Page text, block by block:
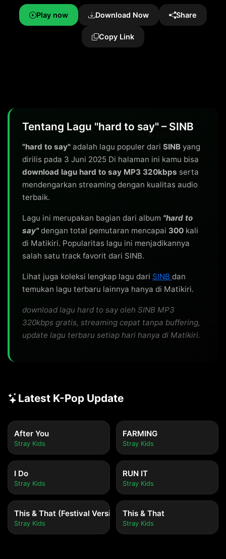
Play now Download Now Share
Copy Link
Tentang Lagu "hard to say" – SINB
"hard to say" adalah lagu populer dari SINB yang
dirilis pada 3 Juni 2025 Di halaman ini kamu bisa
download lagu hard to say MP3 320kbps serta
mendengarkan streaming dengan kualitas audio
terbaik.
Lagu ini merupakan bagian dari album "hard to
say"dengan total pemutaran mencapai 300 kali
di Matikiri. Popularitas lagu ini menjadikannya
salah satu track favorit dari SINB.
Lihat juga koleksi lengkap lagu dari SINB dan
temukan lagu terbaru lainnya hanya di Matikiri.
download lagu hard to say oleh SINB MP3
320kbps gratis, streaming cepat tanpa buffering,
update lagu terbaru setiap hari hanya di Matikiri.
Latest K-Pop Update
After You
Stray Kids
FARMING
Stray Kids
I Do
Stray Kids
RUN IT
Stray Kids
This & That (Festival Version)
Stray Kids
This & That
Stray Kids